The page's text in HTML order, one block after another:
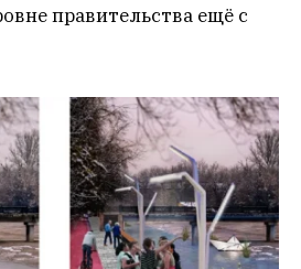
правительства ещё с